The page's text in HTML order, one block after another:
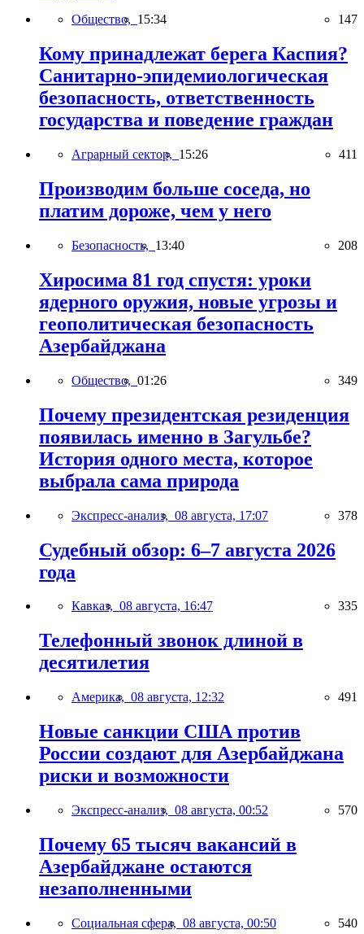
Общество, 15:34 147
Кому принадлежат берега Каспия?
Санитарно-эпидемиологическая
безопасность, ответственность
государства и поведение граждан
Аграрный сектор, 15:26 411
Производим больше соседа, но
платим дороже, чем у него
Безопасность, 13:40 208
Хиросима 81 год спустя: уроки
ядерного оружия, новые угрозы и
геополитическая безопасность
Азербайджана
Общество, 01:26 349
Почему президентская резиденция
появилась именно в Загульбе?
История одного места, которое
выбрала сама природа
Экспресс-анализ, 08 августа, 17:07 378
Судебный обзор: 6–7 августа 2026
года
Кавказ, 08 августа, 16:47 335
Телефонный звонок длиной в
десятилетия
Америка, 08 августа, 12:32 491
Новые санкции США против
России создают для Азербайджана
риски и возможности
Экспресс-анализ, 08 августа, 00:52 570
Почему 65 тысяч вакансий в
Азербайджане остаются
незаполненными
Социальная сфера, 08 августа, 00:50 540